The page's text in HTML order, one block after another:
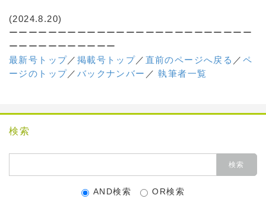
(2024.8.20)
ーーーーーーーーーーーーーーーーーーーーーーーーー
ーーーーーーーーーーー
最新号トップ／ 掲載号トップ／ 直前のページへ戻る ／ ペ
ージのトップ／ バックナンバー ／執筆者一覧
検索
AND検索 OR検索